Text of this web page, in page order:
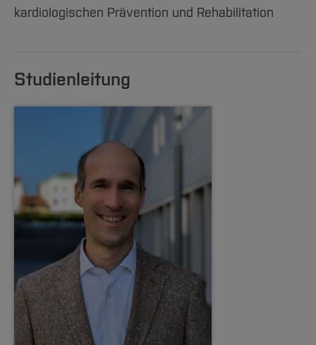
kardiologischen Prävention und Rehabilitation
Studienleitung